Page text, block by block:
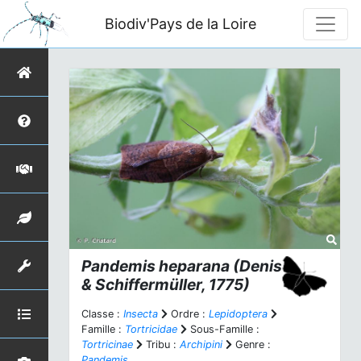
Biodiv'Pays de la Loire
Pandemis heparana (Denis
& Schiffermüller, 1775)
Classe : Insecta Ordre : Lepidoptera
Famille : Tortricidae
Sous-Famille :
Tortricinae
Tribu : Archipini
Genre :